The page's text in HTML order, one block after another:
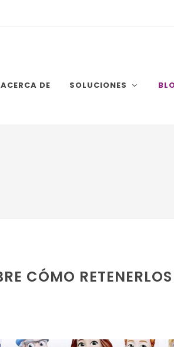
ACERCA DE SOLUCIONES
CÓMO